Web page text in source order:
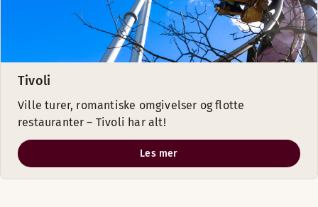
Tivoli
Ville turer, romantiske omgivelser og flotte
restauranter – Tivoli har alt!
Les mer